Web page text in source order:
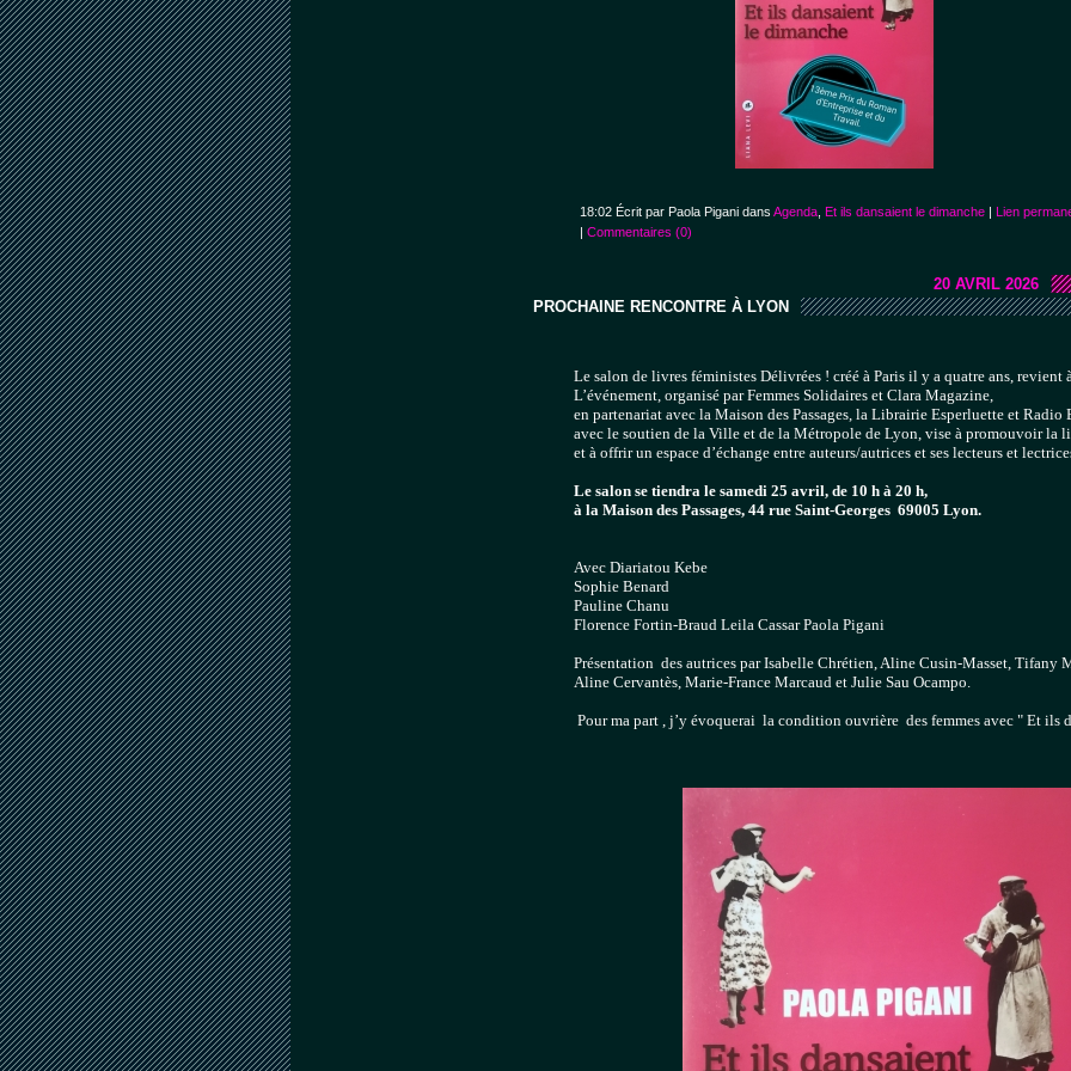
18:02 Écrit par Paola Pigani dans Agenda Et ils dansaient le dimanche | Lien
| Commentaires (0)
20 AVRIL 2026
PROCHAINE RENCONTRE À LYON
Le salon de livres féministes Délivrées ! créé à Paris il y a quatre ans,
L’événement, organisé par Femmes Solidaires et Clara Magazine,
en partenariat avec la Maison des Passages, la Librairie Esperluette et Radio
avec le soutien de la Ville et de la Métropole de Lyon, vise à promouvoir la
et à offrir un espace d’échange entre auteurs/autrices et ses lecteurs et
Le salon se tiendra le samedi 25 avril, de 10 h à 20 h,
à la Maison des Passages, 44 rue Saint-Georges  69005 Lyon.
Avec Diariatou Kebe
Sophie Benard
Pauline Chanu
Florence Fortin-Braud Leila Cassar Paola Pigani
Présentation  des autrices par Isabelle Chrétien, Aline Cusin-Masset, Tifany
Aline Cervantès, Marie-France Marcaud et Julie Sau Ocampo.
Pour ma part , j’y évoquerai  la condition ouvrière  des femmes avec " Et